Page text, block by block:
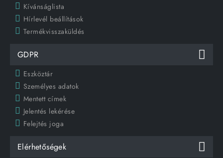
Kívánságlista
Hírlevél beállítások
Termékvisszaküldés
GDPR
Eszköztár
Személyes adatok
Mentett címek
Jelentés lekérése
Felejtés joga
Elérhetőségek